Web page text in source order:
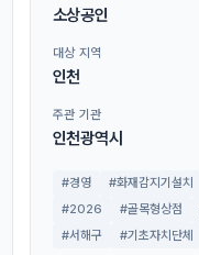
소상공인
대상 지역
인천
주관 기관
인천광역시
#경영 #화재감지기설치
#2026
#골목형상점
#서해구
#기초자치단체